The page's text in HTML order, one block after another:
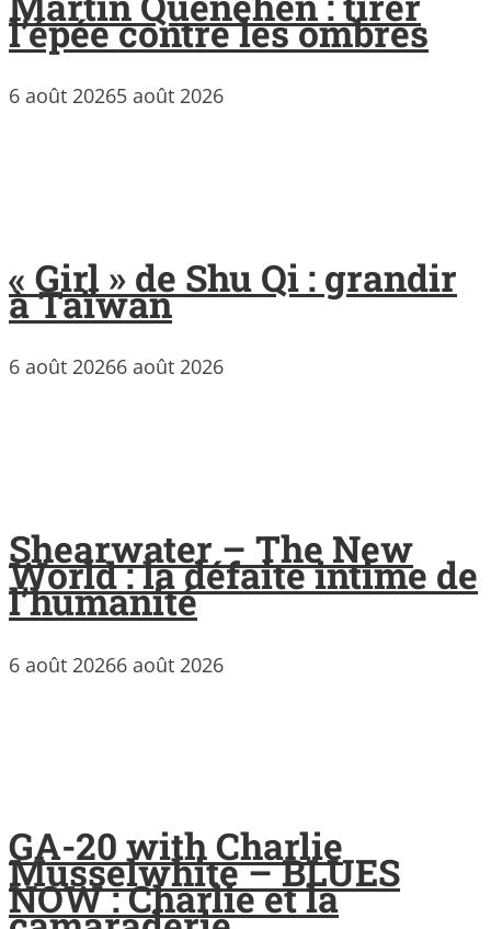
l’épée contre les ombres
6 août 20265 août 2026
« Girl » de Shu Qi : grandir
à Taïwan
6 août 20266 août 2026
Shearwater – The New
World : la défaite intime de
l’humanité
6 août 20266 août 2026
GA-20 with Charlie
Musselwhite – BLUES
NOW : Charlie et la